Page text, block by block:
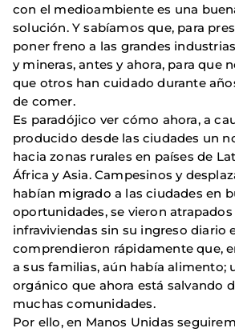
con el medioambiente es una
solución. Y sabíamos que, para
poner freno a las grandes
y mineras, antes y ahora, para que
que otros han cuidado durante
de comer.
Es paradójico ver cómo ahora, a
producido desde las ciudades un
hacia zonas rurales en países de
África y Asia. Campesinos y
habían migrado a las ciudades en
oportunidades, se vieron
infraviviendas sin su ingreso diario
comprendieron rápidamente que,
a sus familias, aún había alimento;
orgánico que ahora está salvando
muchas comunidades.
Por ello, en Manos Unidas